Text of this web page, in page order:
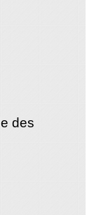
des